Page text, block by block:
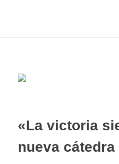
«La victoria
nueva cátedra